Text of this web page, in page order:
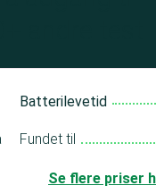
Batterilevetid
Fundet til
Se flere priser